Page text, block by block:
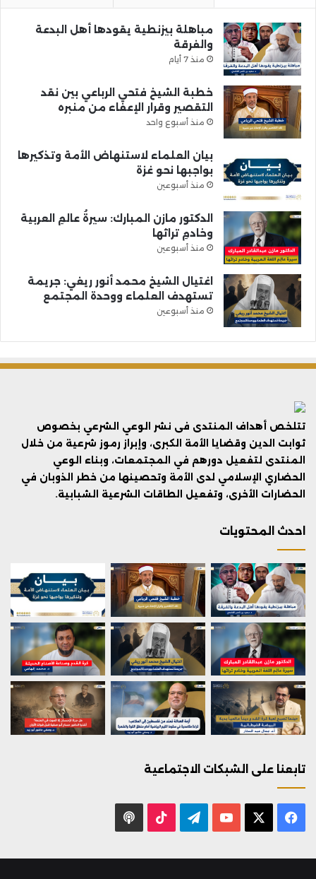
مباهلة بيزنطية يقودها أهل البدعة
والفرقة
منذ 7 أيام
خطبة الشيخ فتحي الرباعي بين نقد
التقصير وقرار الإعفاء من منبره
منذ أسبوع واحد
بيان العلماء لاستنهاض الأمة وتذكيرها
بواجبها نحو غزة
منذ أسبوعين
الدكتور مازن المبارك: سيرةُ عالمِ العربية
وخادمِ تراثها
منذ أسبوعين
اغتيال الشيخ محمد أنور ريغي: جريمة
تستهدف العلماء ووحدة المجتمع
منذ أسبوعين
تتلخص أهداف المنتدى فى نشر الوعي الشرعي بخصوص
ثوابت الدين وقضايا الأمة الكبرى، وإبراز رموز شرعية من خلال
المنتدى لتفعيل دورهم في المجتمعات، وبناء الوعي
الحضاري الإسلامي لدى الأمة وتحصينها من خطر الذوبان في
الحضارات الأخرى، وتفعيل الطاقات الشرعية الشبابية.
احدث المحتويات
تابعنا على الشبكات الاجتماعية
فيسبوك يوتيوب تيلقرام ‫TikTok